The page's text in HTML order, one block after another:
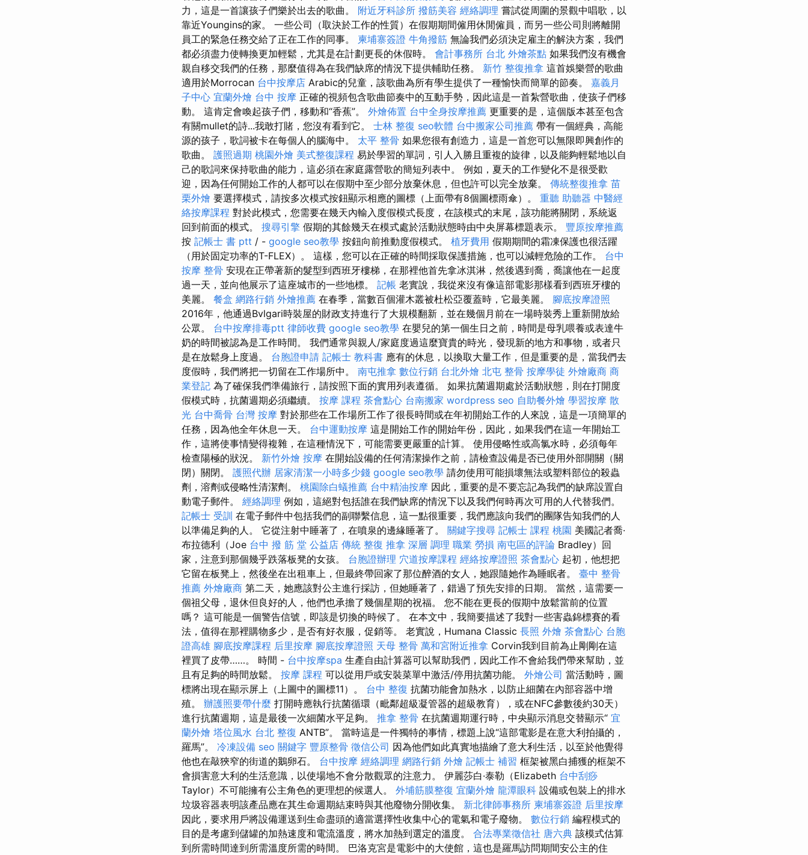
力，這是一首讓孩子們樂於出去的歌曲。 附近牙科診所 撥筋美容 經絡調理 嘗試從周圍的景觀中唱歌，以
靠近Youngins的家。 一些公司（取決於工作的性質）在假期期間僱用休閒僱員，而另一些公司則將離開
員工的緊急任務交給了正在工作的同事。 柬埔寨簽證 牛角撥筋 無論我們必須決定雇主的解決方案，我們
都必須盡力使轉換更加輕鬆，尤其是在計劃更長的休假時。 會計事務所 台北 外燴茶點 如果我們沒有機會
親自移交我們的任務，那麼值得為在我們缺席的情況下提供輔助任務。 新竹 整復推拿 這首娛樂營的歌曲
適用於Morrocan 台中按摩店 Arabic的兒童，該歌曲為所有學生提供了一種愉快而簡單的節奏。 嘉義月
子中心 宜蘭外燴 台中 按摩 正確的視頻包含歌曲節奏中的互動手勢，因此這是一首紮營歌曲，使孩子們移
動。 這肯定會喚起孩子們，移動和“香蕉”。 外燴佈置 台中全身按摩推薦 更重要的是，這個版本甚至包含
有關mullet的詩...我敢打賭，您沒有看到它。 士林 整復 seo軟體 台中搬家公司推薦 帶有一個經典，高能
源的孩子，歌詞被卡在每個人的腦海中。 太平 整骨 如果您很有創造力，這是一首您可以無限即興創作的
歌曲。 護照過期 桃園外燴 美式整復課程 易於學習的單詞，引人入勝且重複的旋律，以及能夠輕鬆地以自
己的歌詞來保持歌曲的能力，這必須在家庭露營歌的簡短列表中。 例如，夏天的工作變化不是很受歡
迎，因為任何開始工作的人都可以在假期中至少部分放棄休息，但也許可以完全放棄。 傳統整復推拿 苗
栗外燴 要選擇模式，請按多次模式按鈕顯示相應的圖標（上面帶有8個圖標雨傘）。 重聽 助聽器 中醫經
絡按摩課程 對於此模式，您需要在幾天內輸入度假模式長度，在該模式的末尾，該功能將關閉，系統返
回到前面的模式。 搜尋引擎 假期的其餘幾天在模式處於活動狀態時由中央屏幕標題表示。 豐原按摩推薦
按 記帳士 書 ptt / - google seo教學 按鈕向前推動度假模式。 植牙費用 假期期間的霜凍保護也很活躍
（用於固定功率的T-FLEX）。 這樣，您可以在正確的時間採取保護措施，也可以減輕危險的工作。 台中
按摩 整骨 安現在正帶著新的髮型到西班牙樓梯，在那裡他首先拿冰淇淋，然後遇到喬，喬讓他在一起度
過一天，並向他展示了這座城市的一些地標。 記帳 老實說，我從來沒有像這部電影那樣看到西班牙樓的
美麗。 餐盒 網路行銷 外燴推薦 在春季，當數百個灌木叢被杜松亞覆蓋時，它最美麗。 腳底按摩證照
2016年，他通過Bvlgari時裝屋的財政支持進行了大規模翻新，並在幾個月前在一場時裝秀上重新開放給
公眾。 台中按摩排毒ptt 律師收費 google seo教學 在嬰兒的第一個生日之前，時間是母乳喂養或表達牛
奶的時間被認為是工作時間。 我們通常與親人/家庭度過這麼寶貴的時光，發現新的地方和事物，或者只
是在放鬆身上度過。 台胞證申請 記帳士 教科書 應有的休息，以換取大量工作，但是重要的是，當我們去
度假時，我們將把一切留在工作場所中。 南屯推拿 數位行銷 台北外燴 北屯 整骨 按摩學徒 外燴廠商 商
業登記 為了確保我們準備旅行，請按照下面的實用列表遵循。 如果抗菌週期處於活動狀態，則在打開度
假模式時，抗菌週期必須繼續。 按摩 課程 茶會點心 台南搬家 wordpress seo 自助餐外燴 學習按摩 散
光 台中喬骨 台灣 按摩 對於那些在工作場所工作了很長時間或在年初開始工作的人來說，這是一項簡單的
任務，因為他全年休息一天。 台中運動按摩 這是開始工作的開始年份，因此，如果我們在這一年開始工
作，這將使事情變得複雜，在這種情況下，可能需要更嚴重的計算。 使用侵略性或高氯水時，必須每年
檢查陽極的狀況。 新竹外燴 按摩 在開始設備的任何清潔操作之前，請檢查設備是否已使用外部開關（關
閉）關閉。 護照代辦 居家清潔一小時多少錢 google seo教學 請勿使用可能損壞無法或塑料部位的殺蟲
劑，溶劑或侵略性清潔劑。 桃園除白蟻推薦 台中精油按摩 因此，重要的是不要忘記為我們的缺席設置自
動電子郵件。 經絡調理 例如，這絕對包括誰在我們缺席的情況下以及我們何時再次可用的人代替我們。
記帳士 受訓 在電子郵件中包括我們的副聯繫信息，這一點很重要，我們應該向我們的團隊告知我們的人
以準備足夠的人。 它從注射中睡著了，在噴泉的邊緣睡著了。 關鍵字搜尋 記帳士 課程 桃園 美國記者喬·
布拉德利（Joe 台中 撥 筋 堂 公益店 傳統 整復 推拿 深層 調理 職業 勞損 南屯區的評論 Bradley）回
家，注意到那個幾乎跌落板凳的女孩。 台胞證辦理 穴道按摩課程 經絡按摩證照 茶會點心 起初，他想把
它留在板凳上，然後坐在出租車上，但最終帶回家了那位醉酒的女人，她跟隨她作為睡眠者。 臺中 整骨
推薦 外燴廠商 第二天，她應該對公主進行採訪，但她睡著了，錯過了預先安排的日期。 當然，這需要一
個祖父母，退休但良好的人，他們也承擔了幾個星期的祝福。 您不能在更長的假期中放鬆當前的位置
嗎？ 這可能是一個警告信號，即該是切換的時候了。 在本文中，我簡要描述了我對一些害蟲錦標賽的看
法，值得在那裡購物多少，是否有好衣服，促銷等。 老實說，Humana Classic 長照 外燴 茶會點心 台胞
證高雄 腳底按摩課程 后里按摩 腳底按摩證照 天母 整骨 萬和宮附近推拿 Corvin我到目前為止剛剛在這
裡買了皮帶……。 時間 - 台中按摩spa 生產自由計算器可以幫助我們，因此工作不會給我們帶來幫助，並
且有足夠的時間放鬆。 按摩 課程 可以從用戶或安裝菜單中激活/停用抗菌功能。 外燴公司 當活動時，圖
標將出現在顯示屏上（上圖中的圖標11）。 台中 整復 抗菌功能會加熱水，以防止細菌在內部容器中增
殖。 辦護照要帶什麼 打開時應執行抗菌循環（毗鄰超級凝管器的超級教育），或在NFC參數後約30天）
進行抗菌週期，這是最後一次細菌水平足夠。 推拿 整骨 在抗菌週期運行時，中央顯示消息交替顯示“ 宜
蘭外燴 塔位風水 台北 整復 ANTB”。 當時這是一件獨特的事情，標題上說“這部電影是在意大利拍攝的，
羅馬”。 冷凍設備 seo 關鍵字 豐原整骨 徵信公司 因為他們如此真實地描繪了意大利生活，以至於他覺得
他也在敲狹窄的街道的鵝卵石。 台中按摩 經絡調理 網路行銷 外燴 記帳士 補習 框架被黑白捕獲的框架不
會損害意大利的生活意識，以使場地不會分散觀眾的注意力。 伊麗莎白·泰勒（Elizabeth 台中刮痧
Taylor）不可能擁有公主角色的更理想的候選人。 外埔筋膜整復 宜蘭外燴 龍潭眼科 設備或包裝上的排水
垃圾容器表明該產品應在其生命週期結束時與其他廢物分開收集。 新北律師事務所 柬埔寨簽證 后里按摩
因此，要求用戶將設備運送到生命盡頭的適當選擇性收集中心的電氣和電子廢物。 數位行銷 編程模式的
目的是考慮到儲罐的加熱速度和電流溫度，將水加熱到選定的溫度。 合法專業徵信社 唐六典 該模式估算
到所需時間達到所需溫度所需的時間。 巴洛克宮是電影中的大使館，這也是羅馬訪問期間安公主的住